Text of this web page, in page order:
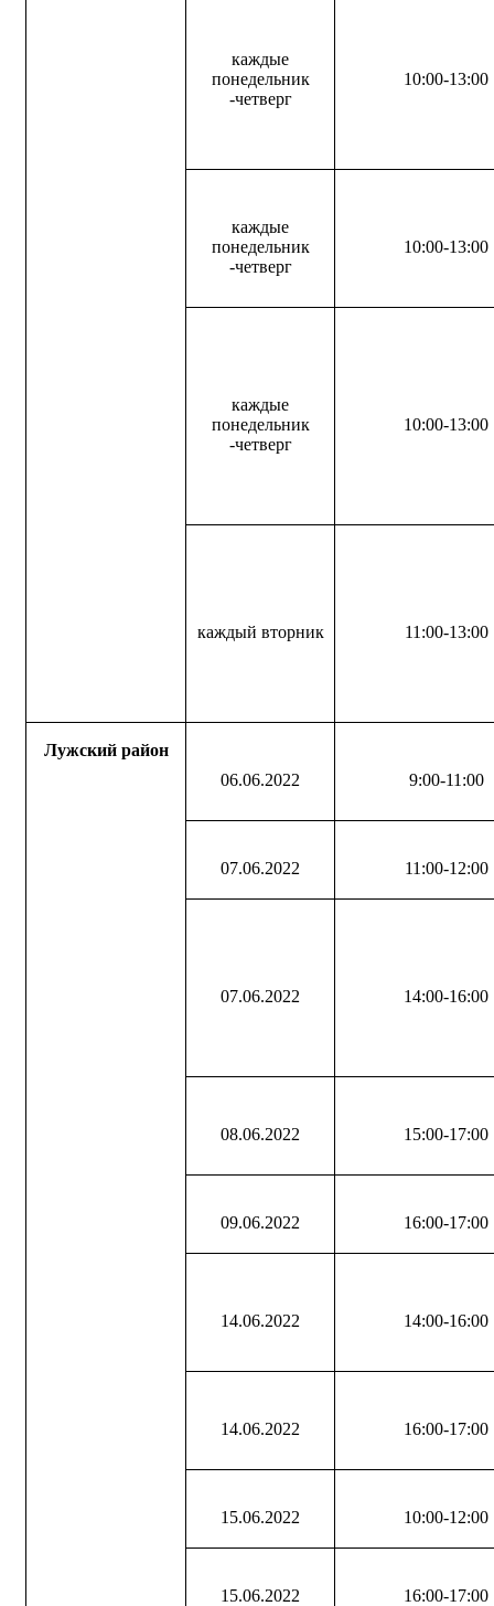
каждые
понедельник
-четверг
10:00-13:00
каждые
понедельник
-четверг
10:00-13:00
каждые
понедельник
-четверг
10:00-13:00
каждый вторник 11:00-13:00
Лужский район
06.06.2022
9:00-11:00
07.06.2022 11:00-12:00
07.06.2022 14:00-16:00
08.06.2022 15:00-17:00
09.06.2022 16:00-17:00
14.06.2022 14:00-16:00
14.06.2022 16:00-17:00
15.06.2022 10:00-12:00
15.06.2022 16:00-17:00